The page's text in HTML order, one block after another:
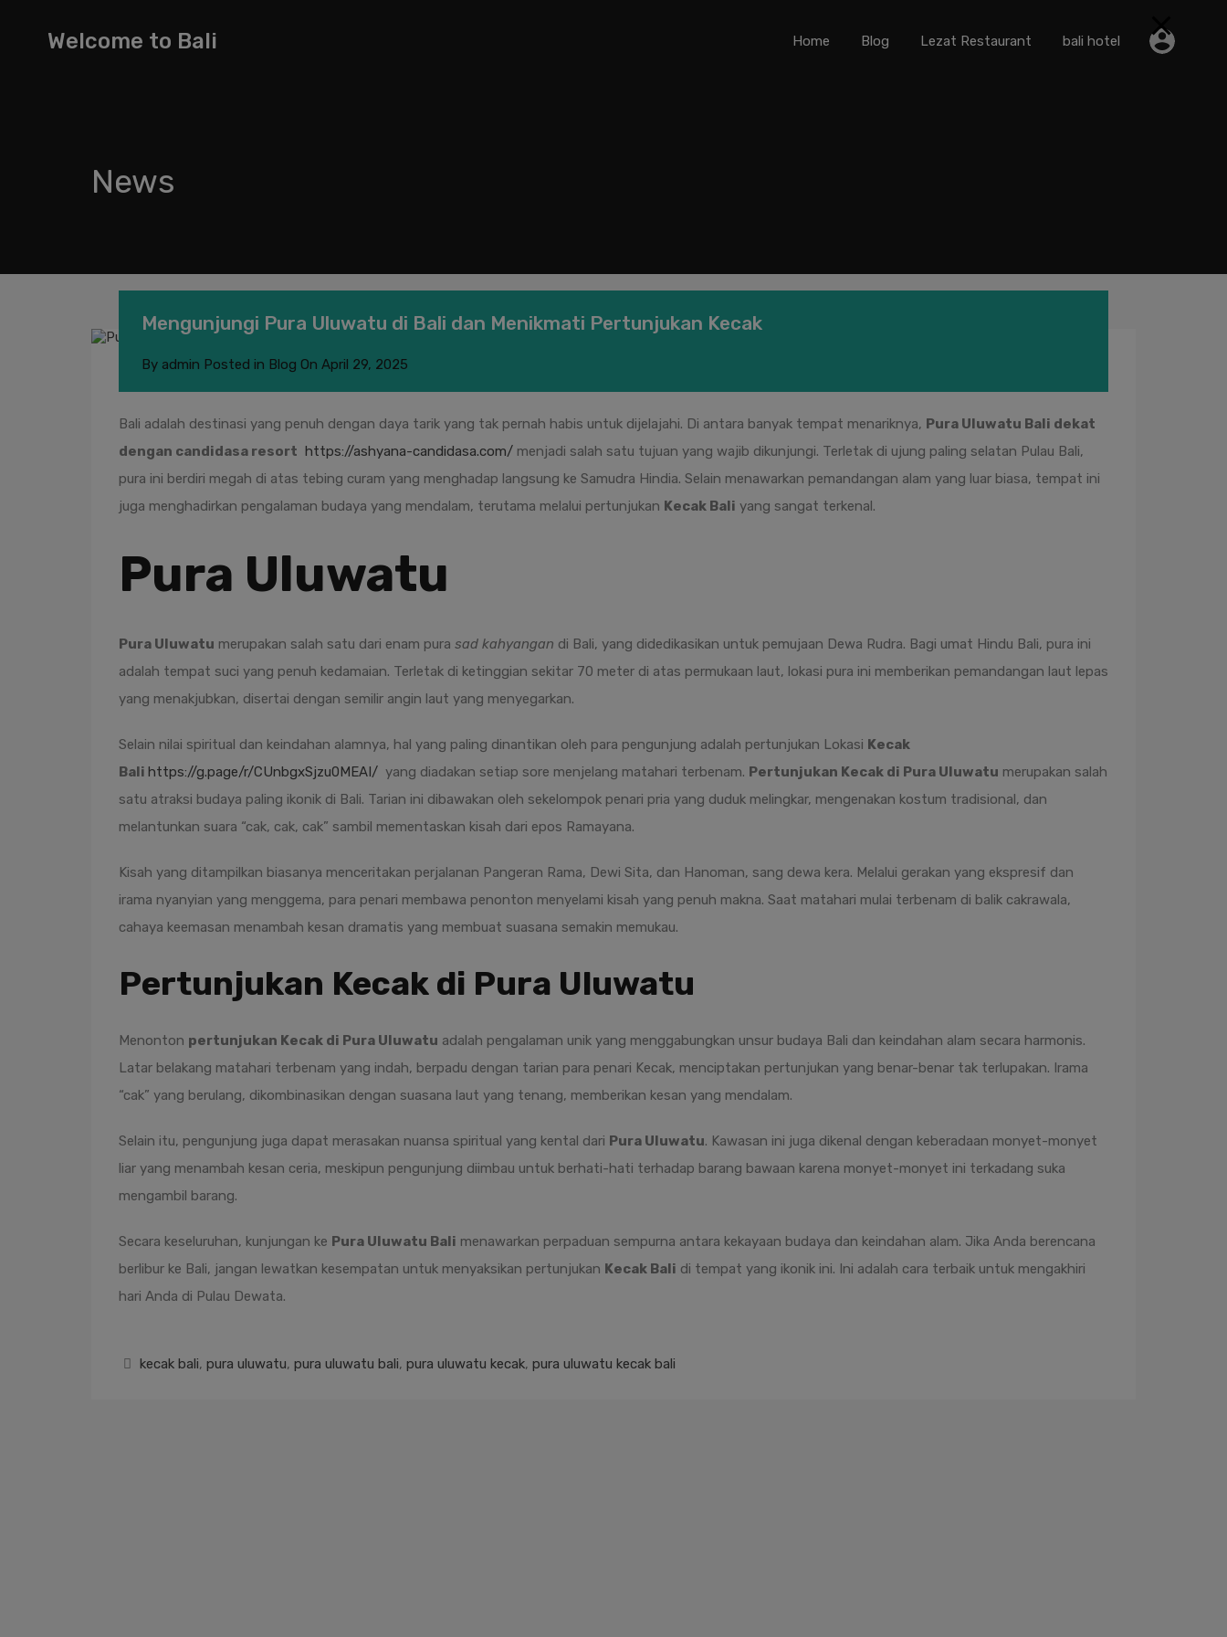
Welcome to Bali Home Blog Lezat Restaurant bali hotel
News
Mengunjungi Pura Uluwatu di Bali dan Menikmati Pertunjukan Kecak
By admin Posted in Blog On April 29, 2025
Bali adalah destinasi yang penuh dengan daya tarik yang tak pernah habis untuk dijelajahi. Di antara banyak tempat menariknya, Pura Uluwatu Bali dekat
dengan candidasa resort https://ashyana-candidasa.com/ menjadi salah satu tujuan yang wajib dikunjungi. Terletak di ujung paling selatan Pulau Bali,
pura ini berdiri megah di atas tebing curam yang menghadap langsung ke Samudra Hindia. Selain menawarkan pemandangan alam yang luar biasa, tempat ini
juga menghadirkan pengalaman budaya yang mendalam, terutama melalui pertunjukan Kecak Bali yang sangat terkenal.
Pura Uluwatu
Pura Uluwatu merupakan salah satu dari enam pura sad kahyangan di Bali, yang didedikasikan untuk pemujaan Dewa Rudra. Bagi umat Hindu Bali, pura ini
adalah tempat suci yang penuh kedamaian. Terletak di ketinggian sekitar 70 meter di atas permukaan laut, lokasi pura ini memberikan pemandangan laut lepas
yang menakjubkan, disertai dengan semilir angin laut yang menyegarkan.
Selain nilai spiritual dan keindahan alamnya, hal yang paling dinantikan oleh para pengunjung adalah pertunjukan Lokasi Kecak
Bali https://g.page/r/CUnbgxSjzu0MEAI/ yang diadakan setiap sore menjelang matahari terbenam. Pertunjukan Kecak di Pura Uluwatu merupakan salah
satu atraksi budaya paling ikonik di Bali. Tarian ini dibawakan oleh sekelompok penari pria yang duduk melingkar, mengenakan kostum tradisional, dan
melantunkan suara “cak, cak, cak” sambil mementaskan kisah dari epos Ramayana.
Kisah yang ditampilkan biasanya menceritakan perjalanan Pangeran Rama, Dewi Sita, dan Hanoman, sang dewa kera. Melalui gerakan yang ekspresif dan
irama nyanyian yang menggema, para penari membawa penonton menyelami kisah yang penuh makna. Saat matahari mulai terbenam di balik cakrawala,
cahaya keemasan menambah kesan dramatis yang membuat suasana semakin memukau.
Pertunjukan Kecak di Pura Uluwatu
Menonton pertunjukan Kecak di Pura Uluwatu adalah pengalaman unik yang menggabungkan unsur budaya Bali dan keindahan alam secara harmonis.
Latar belakang matahari terbenam yang indah, berpadu dengan tarian para penari Kecak, menciptakan pertunjukan yang benar-benar tak terlupakan. Irama
“cak” yang berulang, dikombinasikan dengan suasana laut yang tenang, memberikan kesan yang mendalam.
Selain itu, pengunjung juga dapat merasakan nuansa spiritual yang kental dari Pura Uluwatu. Kawasan ini juga dikenal dengan keberadaan monyet-monyet
liar yang menambah kesan ceria, meskipun pengunjung diimbau untuk berhati-hati terhadap barang bawaan karena monyet-monyet ini terkadang suka
mengambil barang.
Secara keseluruhan, kunjungan ke Pura Uluwatu Bali menawarkan perpaduan sempurna antara kekayaan budaya dan keindahan alam. Jika Anda berencana
berlibur ke Bali, jangan lewatkan kesempatan untuk menyaksikan pertunjukan Kecak Bali di tempat yang ikonik ini. Ini adalah cara terbaik untuk mengakhiri
hari Anda di Pulau Dewata.
kecak bali, pura uluwatu, pura uluwatu bali, pura uluwatu kecak, pura uluwatu kecak bali